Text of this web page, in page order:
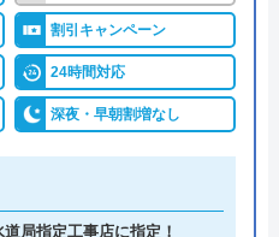
は、水道局指定工事店の
業者です。
全国規模で対応エリアを
水道局から認定を受けて
つ365日対応しており、
割引キャンペーン
24時間対応
深夜・早朝割増なし
局指定工事店に指定！